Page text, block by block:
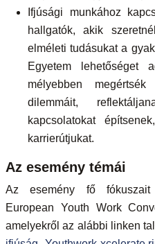
Ifjúsági munkához
hallgatók, akik
elméleti tudásukat a
Egyetem lehetőséget
mélyebben
dilemmáit,
kapcsolatokat
karrierútjukat.
Az esemény témái
Az esemény fő fókuszait
European Youth Work
amelyekről az alábbi linken